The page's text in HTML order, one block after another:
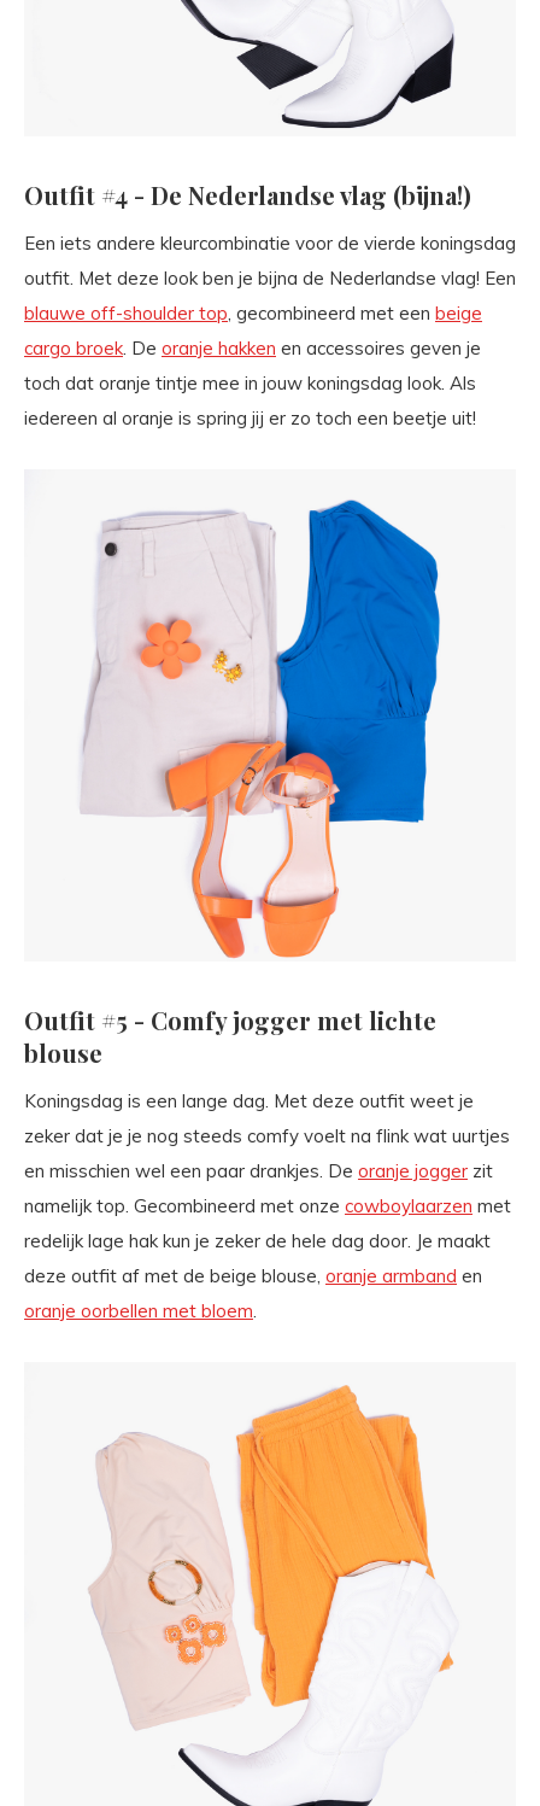
Outfit #4 - De Nederlandse vlag (bijna!)
Een iets andere kleurcombinatie voor de vierde koningsdag
outfit. Met deze look ben je bijna de Nederlandse vlag! Een
blauwe off-shoulder top, gecombineerd met een beige
cargo broek. De oranje hakken en accessoires geven je
toch dat oranje tintje mee in jouw koningsdag look. Als
iedereen al oranje is spring jij er zo toch een beetje uit!
Outfit #5 - Comfy jogger met lichte
blouse
Koningsdag is een lange dag. Met deze outfit weet je
zeker dat je je nog steeds comfy voelt na flink wat uurtjes
en misschien wel een paar drankjes. De oranje jogger zit
namelijk top. Gecombineerd met onze cowboylaarzen met
redelijk lage hak kun je zeker de hele dag door. Je maakt
deze outfit af met de beige blouse, oranje armband en
oranje oorbellen met bloem.